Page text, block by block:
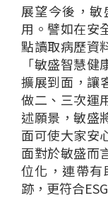
展望今後，
用。譬如在安
點讀取病歷資
「敏盛智慧
擴展到面 ，讓
做二、三次運
述願景， 敏盛
面可使大家安
面對於敏盛而
位化，連帶有
跡，更符合ESG